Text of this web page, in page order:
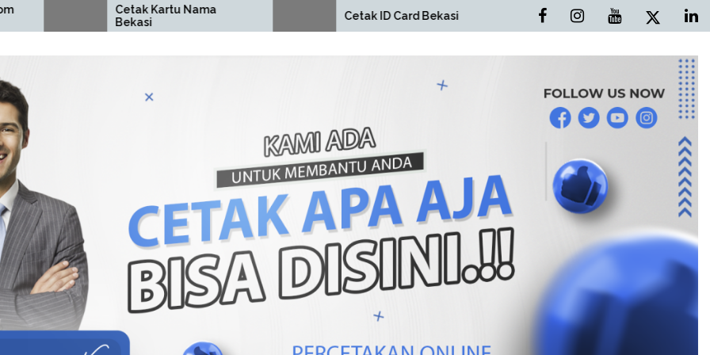
Cetak Kartu Nama
Cetak ID Card Bekasi Cetak Brosur Bekasi